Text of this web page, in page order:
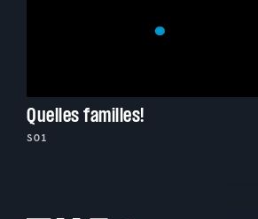
Quelles familles!
S01